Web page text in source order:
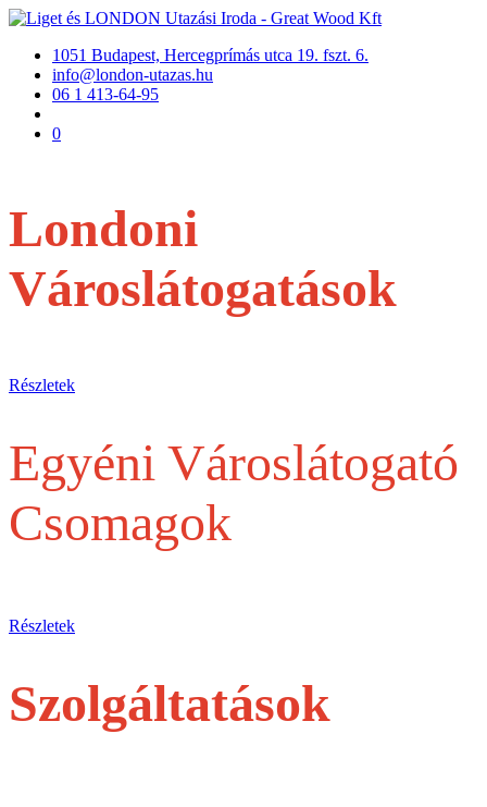
1051 Budapest, Hercegprímás utca 19. fszt. 6.
info@london-utazas.hu
06 1 413-64-95
0
Londoni
Városlátogatások
Részletek
Egyéni Városlátogató
Csomagok
Részletek
Szolgáltatások